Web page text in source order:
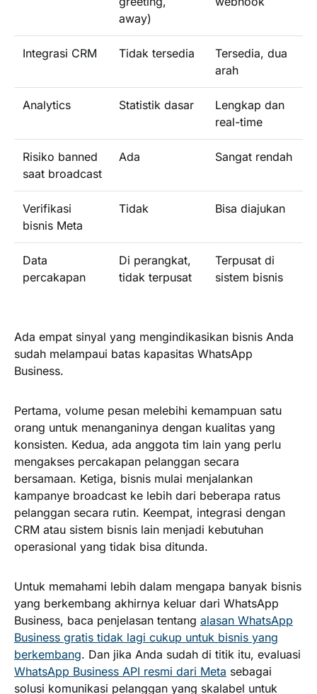
away)
Integrasi CRM Tidak tersedia
Tersedia, dua
arah
Analytics Statistik dasar
Lengkap dan
real-time
Risiko banned
saat broadcast
Ada Sangat rendah
Verifikasi
bisnis Meta
Tidak Bisa diajukan
Data
percakapan
Di perangkat,
tidak terpusat
Terpusat di
sistem bisnis
Ada empat sinyal yang mengindikasikan bisnis Anda
sudah melampaui batas kapasitas WhatsApp
Business.
Pertama, volume pesan melebihi kemampuan satu
orang untuk menanganinya dengan kualitas yang
konsisten. Kedua, ada anggota tim lain yang perlu
mengakses percakapan pelanggan secara
bersamaan. Ketiga, bisnis mulai menjalankan
kampanye broadcast ke lebih dari beberapa ratus
pelanggan secara rutin. Keempat, integrasi dengan
CRM atau sistem bisnis lain menjadi kebutuhan
operasional yang tidak bisa ditunda.
Untuk memahami lebih dalam mengapa banyak bisnis
yang berkembang akhirnya keluar dari WhatsApp
Business, baca penjelasan tentang alasan WhatsApp
Business gratis tidak lagi cukup untuk bisnis yang
berkembang. Dan jika Anda sudah di titik itu, evaluasi
WhatsApp Business API resmi dari Meta sebagai
solusi komunikasi pelanggan yang skalabel untuk